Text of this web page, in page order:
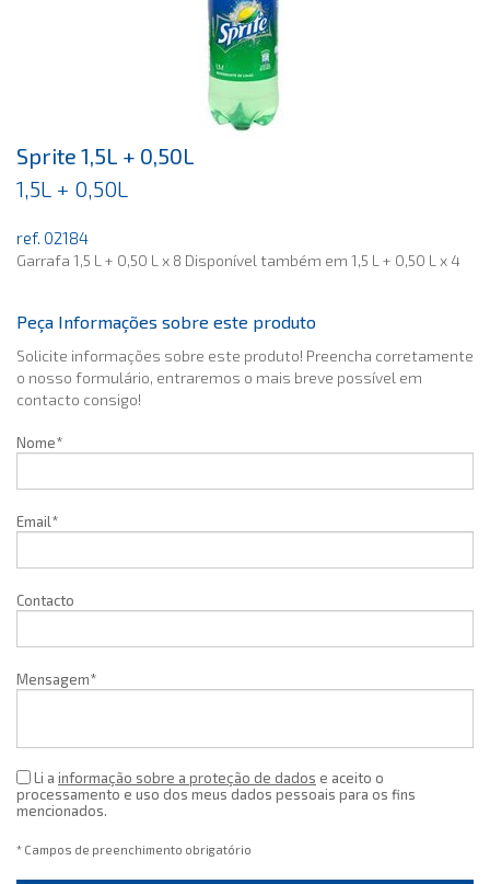
Sprite 1,5L + 0,50L
1,5L + 0,50L
ref. 02184
Garrafa 1,5 L + 0,50 L x 8 Disponível também em 1,5 L + 0,50 L x 4
Peça Informações sobre este produto
Solicite informações sobre este produto! Preencha corretamente
o nosso formulário, entraremos o mais breve possível em
contacto consigo!
Nome*
Email*
Contacto
Mensagem*
Li a informação sobre a proteção de dados e aceito o
processamento e uso dos meus dados pessoais para os fins
mencionados.
* Campos de preenchimento obrigatório